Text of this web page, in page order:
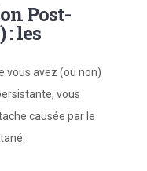
Post-
: les
vous avez (ou non)
vous
causée par le